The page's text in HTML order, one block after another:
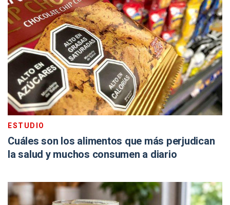
ESTUDIO
Cuáles son los alimentos que más perjudican
la salud y muchos consumen a diario